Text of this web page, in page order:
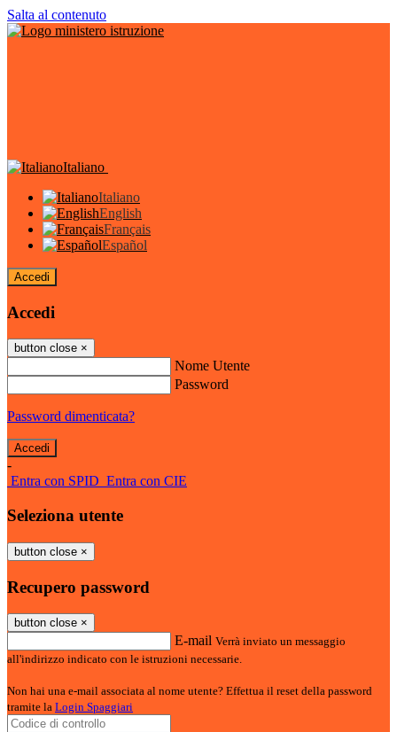
Salta al contenuto
Italiano
Italiano
English
Français
Español
Accedi
Accedi
button close ×
Nome Utente
Password
Password dimenticata?
-
Entra con SPID Entra con CIE
Seleziona utente
button close ×
Recupero password
button close ×
E-mail Verrà inviato un messaggio
all'indirizzo indicato con le istruzioni necessarie.
Non hai una e-mail associata al nome utente? Effettua il reset della password
tramite la Login Spaggiari